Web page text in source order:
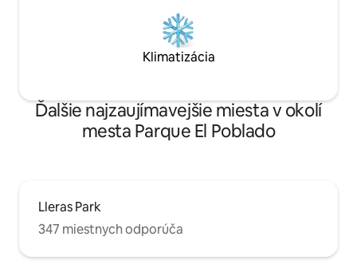
Klimatizácia
Ďalšie najzaujímavejšie miesta v okolí
mesta Parque El Poblado
Lleras Park
347 miestnych odporúča